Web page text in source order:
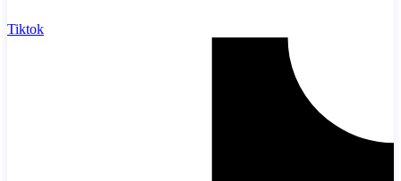
Tiktok